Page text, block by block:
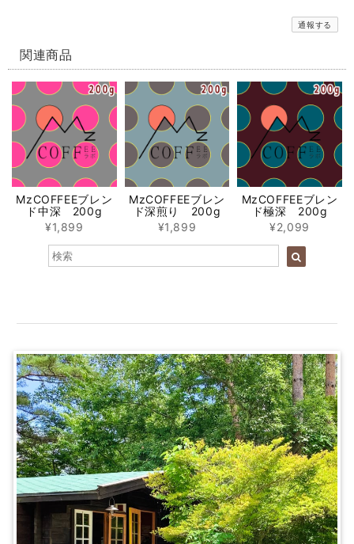
通報する
関連商品
MzCOFFEEブレン
ド中深 200g
¥1,899
MzCOFFEEブレン
ド深煎り 200g
¥1,899
MzCOFFEEブレン
ド極深 200g
¥2,099